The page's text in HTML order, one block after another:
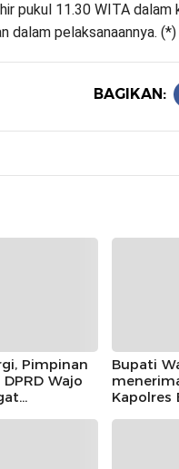
pukul 11.30 WITA
dalam pelaksanaannya. (*)
BAGIKAN:
Pimpinan
Wajo
Bupati
Kapolres